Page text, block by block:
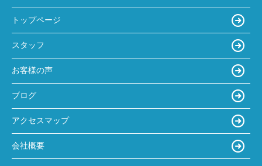
トップページ
スタッフ
お客様の声
ブログ
アクセスマップ
会社概要